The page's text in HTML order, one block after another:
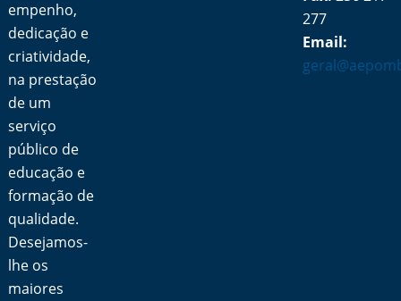
empenho,
dedicação e
criatividade,
na prestação
de um
serviço
público de
educação e
formação de
qualidade.
Desejamos-
lhe os
maiores
277
Email: